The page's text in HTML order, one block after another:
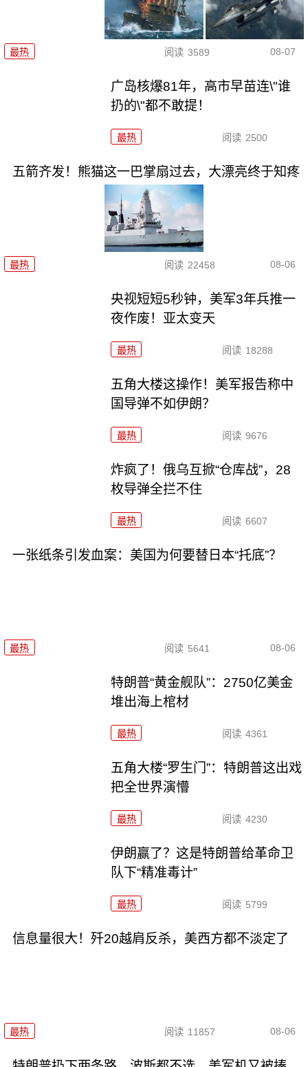
最热 阅读 3589 08-07
广岛核爆81年，高市早苗连\"谁
扔的\"都不敢提！
最热 阅读 2500
五箭齐发！熊猫这一巴掌扇过去，大漂亮终于知疼
最热 阅读 22458 08-06
央视短短5秒钟，美军3年兵推一
夜作废！亚太变天
最热 阅读 18288
五角大楼这操作！美军报告称中
国导弹不如伊朗？
最热 阅读 9676
炸疯了！俄乌互掀“仓库战”，28
枚导弹全拦不住
最热 阅读 6607
一张纸条引发血案：美国为何要替日本“托底”？
最热 阅读 5641 08-06
特朗普“黄金舰队”：2750亿美金
堆出海上棺材
最热 阅读 4361
五角大楼“罗生门”：特朗普这出戏
把全世界演懵
最热 阅读 4230
伊朗赢了？这是特朗普给革命卫
队下“精准毒计”
最热 阅读 5799
信息量很大！歼20越肩反杀，美西方都不淡定了
最热 阅读 11857 08-06